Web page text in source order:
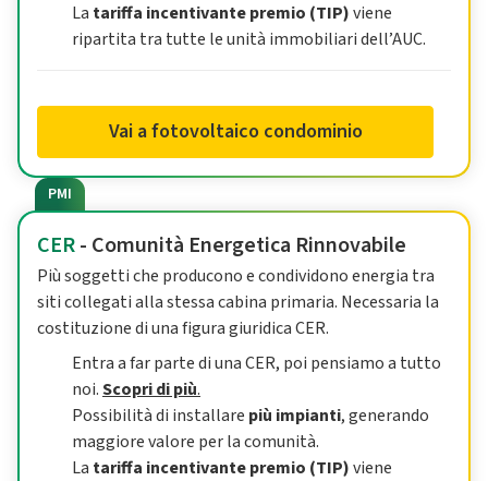
La tariffa incentivante premio (TIP)viene
ripartita tra tutte le unità immobiliari dell’AUC.
Vai a fotovoltaico condominio
PMI
CER- Comunità Energetica Rinnovabile
Più soggetti che producono e condividono energia tra
siti collegati alla stessa cabina primaria. Necessaria la
costituzione di una figura giuridica CER.
Entra a far parte di una CER, poi pensiamo a tutto
noi.Scopri di più.
Possibilità di installare più impianti, generando
maggiore valore per la comunità.
La tariffa incentivante premio (TIP)viene